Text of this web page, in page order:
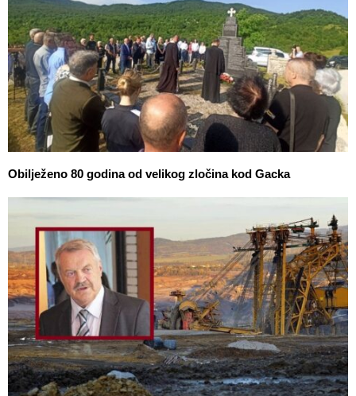
Obilježeno 80 godina od velikog zločina kod Gacka